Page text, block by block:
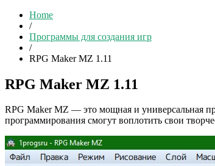
Home
/
Программы для создания игр
/
RPG Maker MZ 1.11
RPG Maker MZ 1.11
RPG Maker MZ — это мощная и универсальная
программирования смогут воплотить свои